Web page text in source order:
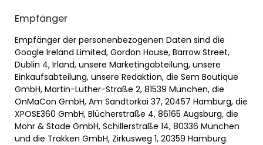
Empfänger
Empfänger der personenbezogenen Daten sind die
Google Ireland Limited, Gordon House, Barrow Street,
Dublin 4, Irland, unsere Marketingabteilung, unsere
Einkaufsabteilung, unsere Redaktion, die Sem Boutique
GmbH, Martin-Luther-Straße 2, 81539 München, die
OnMaCon GmbH, Am Sandtorkai 37, 20457 Hamburg, die
XPOSE360 GmbH, Blücherstraße 4, 86165 Augsburg, die
Mohr & Stade GmbH, Schillerstraße 14, 80336 München
und die Trakken GmbH, Zirkusweg 1, 20359 Hamburg.